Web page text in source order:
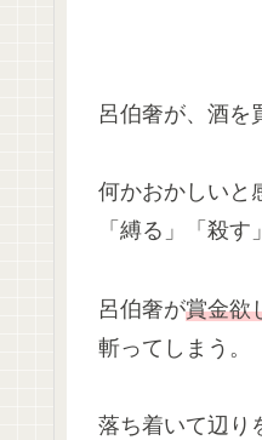
呂伯奢が、酒を
何かおかしいと
「縛る」「殺
呂伯奢が賞金欲
斬ってしまう。
落ち着いて辺り